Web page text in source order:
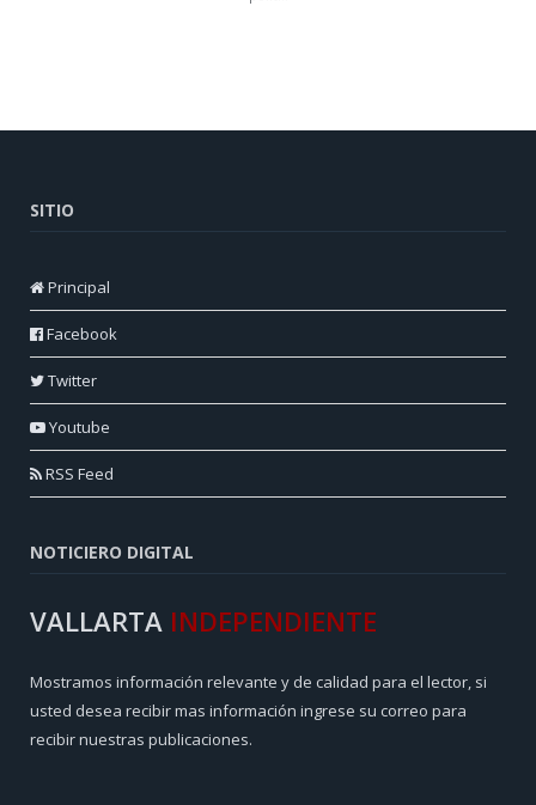
SITIO
Principal
Facebook
Twitter
Youtube
RSS Feed
NOTICIERO DIGITAL
VALLARTA INDEPENDIENTE
Mostramos información relevante y de calidad para el lector, si
usted desea recibir mas información ingrese su correo para
recibir nuestras publicaciones.